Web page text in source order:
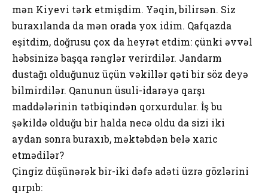
mən Kiyevi tərk etmişdim. Yəqin, bilirsən. Siz
buraxılanda da mən orada yox idim. Qafqazda
eşitdim, doğrusu çox da heyrət etdim: çünki əvvəl
həbsinizə başqa rənglər verirdilər. Jandarm
dustağı olduğunuz üçün vəkillər qəti bir söz deyə
bilmirdilər. Qanunun üsuli-idarəyə qarşı
maddələrinin tətbiqindən qorxurdular. İş bu
şəkildə olduğu bir halda necə oldu da sizi iki
aydan sonra buraxıb, məktəbdən belə xaric
etmədilər?
Çingiz düşünərək bir-iki dəfə adəti üzrə gözlərini
qırpıb: